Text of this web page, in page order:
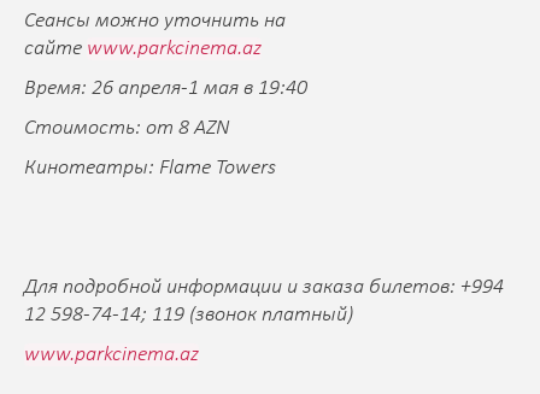
Сеансы можно уточнить на
сайте www.parkcinema.az
Время: 26 апреля-1 мая в 19:40
Стоимость: от 8 AZN
Кинотеатры: Flame Towers
Для подробной информации и заказа билетов: +994
12 598-74-14; 119 (звонок платный)
www.parkcinema.az